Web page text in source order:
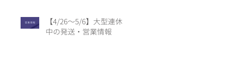
【4/26〜5/6】大型連休
中の発送・営業情報